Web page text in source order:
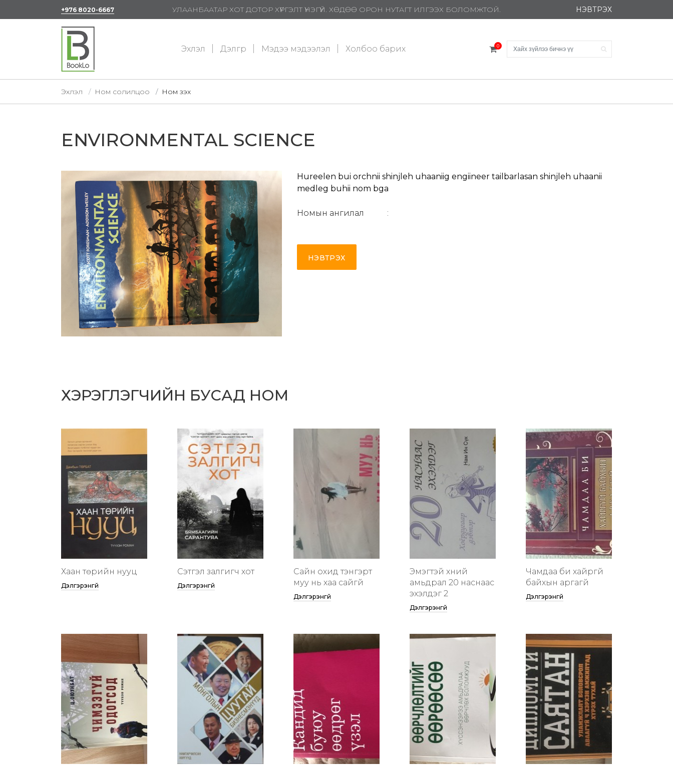
+976 8020-6667 УЛААНБААТАР ХОТ ДОТОР ХҮРГЭЛТ ҮНЭГҮЙ. ХӨДӨӨ ОРОН НУТАГТ ИЛГЭЭХ БОЛОМЖТОЙ. НЭВТРЭХ
Эхлэл Дэлгүүр Мэдээ мэдээлэл Холбоо барих 0
Эхлэл Ном солилцоо Ном үзэх
ENVIRONMENTAL SCIENCE
Hureelen bui orchnii shinjleh uhaaniig engiineer tailbarlasan shinjleh uhaanii
medleg buhii nom bga
Номын ангилал :
НЭВТРЭХ
ХЭРЭГЛЭГЧИЙН БУСАД НОМ
Хаан төрийн нууц
Дэлгэрэнгүй
Сэтгэл залгигч хот
Дэлгэрэнгүй
Сайн охид тэнгэрт
муу нь хаа сайгүй
Дэлгэрэнгүй
Эмэгтэй хүний
амьдрал 20 наснаас
эхэлдэг 2
Дэлгэрэнгүй
Чамдаа би хайргүй
байхын аргагүй
Дэлгэрэнгүй